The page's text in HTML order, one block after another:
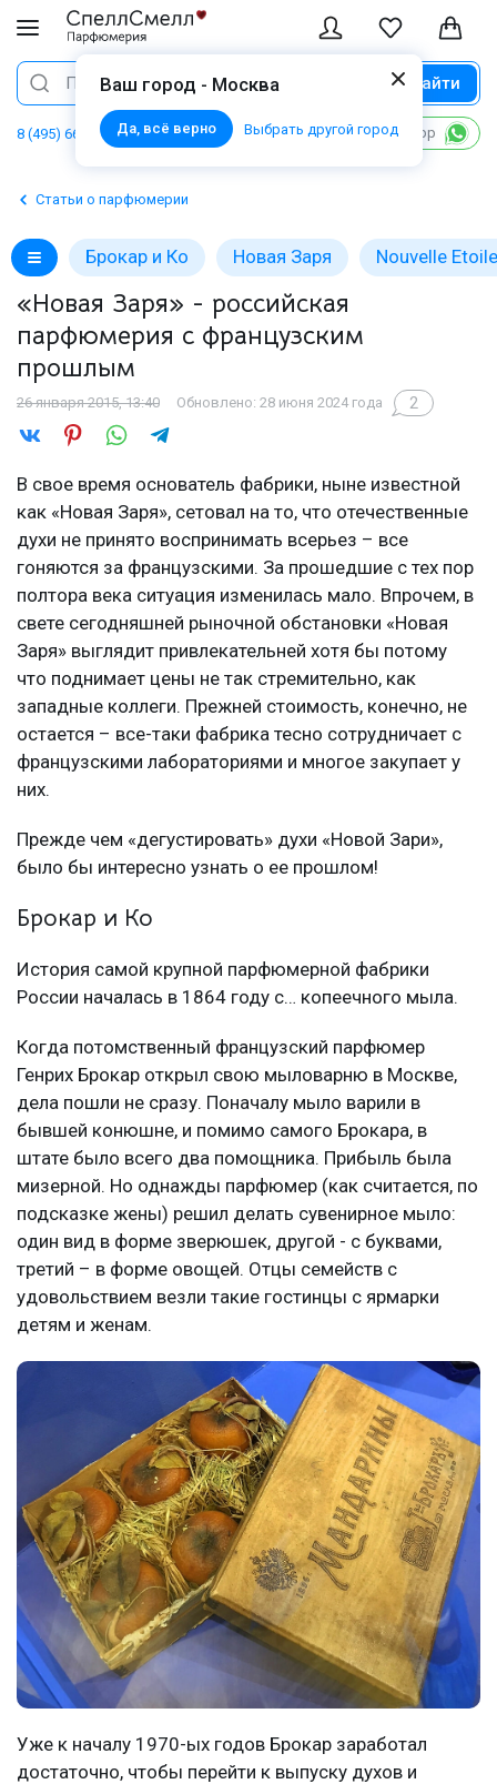
Ваш город - Москва
Да, всё верно Выбрать другой город
Поиск Найти
8 (495) 668 06 02 Написать в WhatsApp
Статьи о парфюмерии
Брокар и Ко Новая Заря Nouvelle Etoile
«Новая Заря» - российская
парфюмерия с французским
прошлым
26 января 2015, 13:40 Обновлено: 28 июня 2024 года 2
В свое время основатель фабрики, ныне известной
как «Новая Заря», сетовал на то, что отечественные
духи не принято воспринимать всерьез – все
гоняются за французскими. За прошедшие с тех пор
полтора века ситуация изменилась мало. Впрочем, в
свете сегодняшней рыночной обстановки «Новая
Заря» выглядит привлекательней хотя бы потому
что поднимает цены не так стремительно, как
западные коллеги. Прежней стоимость, конечно, не
остается – все-таки фабрика тесно сотрудничает с
французскими лабораториями и многое закупает у
них.
Прежде чем «дегустировать» духи «Новой Зари»,
было бы интересно узнать о ее прошлом!
Брокар и Ко
История самой крупной парфюмерной фабрики
России началась в 1864 году с… копеечного мыла.
Когда потомственный французский парфюмер
Генрих Брокар открыл свою мыловарню в Москве,
дела пошли не сразу. Поначалу мыло варили в
бывшей конюшне, и помимо самого Брокара, в
штате было всего два помощника. Прибыль была
мизерной. Но однажды парфюмер (как считается, по
подсказке жены) решил делать сувенирное мыло:
один вид в форме зверюшек, другой - с буквами,
третий – в форме овощей. Отцы семейств с
удовольствием везли такие гостинцы с ярмарки
детям и женам.
Уже к началу 1970-ых годов Брокар заработал
достаточно, чтобы перейти к выпуску духов и